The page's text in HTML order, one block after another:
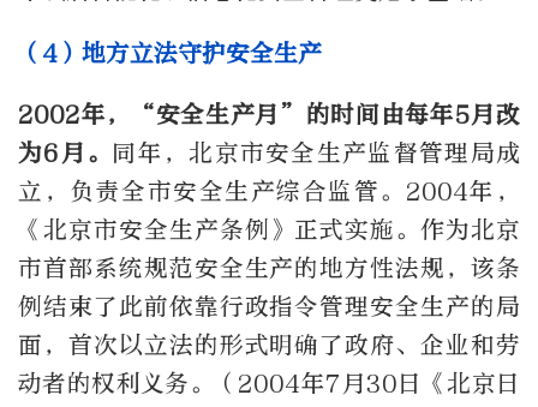
（4）地方立法守护安全生产
2002年，“安全生产月”的时间由每年5月改
为6月。 同年，北京市安全生产监督管理局成
立，负责全市安全生产综合监管。2004年，
《北京市安全生产条例》正式实施。作为北京
市首部系统规范安全生产的地方性法规，该条
例结束了此前依靠行政指令管理安全生产的局
面，首次以立法的形式明确了政府、企业和劳
动者的权利义务。（2004年7月30日《北京日